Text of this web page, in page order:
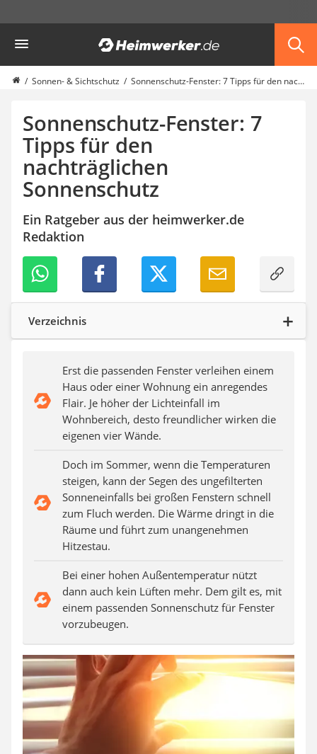
Haus & Bau
Außenleuchte mit Kamera
Ozongenerator
Smart-Home-Rauchmelder
Schlüsseltresor
Überwachungskameras außen
Regendusche
Reizstromgerät
Infrarot-Thermometer
Heizkissen
Digitale Zeitschaltuhr
Paketbriefkasten
Fensterkontaktschalter
Hygrometer
LED-Baustrahler
Aluleiter
Tiefengrund
Video-Türsprechanlage
Sonnen- & Sichtschutz Sonnenschutz-Fenster: 7 Tipps für den nachträglichen Sonnenschutz
Sonnenschutz-Fenster: 7
Tipps für den
nachträglichen
Sonnenschutz
Ein Ratgeber aus der heimwerker.de
Redaktion
Verzeichnis
Erst die passenden Fenster verleihen einem
Haus oder einer Wohnung ein anregendes
Flair. Je höher der Lichteinfall im
Wohnbereich, desto freundlicher wirken die
eigenen vier Wände.
Doch im Sommer, wenn die Temperaturen
steigen, kann der Segen des ungefilterten
Sonneneinfalls bei großen Fenstern schnell
zum Fluch werden. Die Wärme dringt in die
Räume und führt zum unangenehmen
Hitzestau.
Bei einer hohen Außentemperatur nützt
dann auch kein Lüften mehr. Dem gilt es, mit
einem passenden Sonnenschutz für Fenster
vorzubeugen.